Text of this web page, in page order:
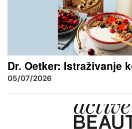
Dr. Oetker: Istraživanje
05/07/2026